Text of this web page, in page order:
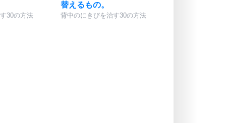
30の方法
替えるもの。
背中のにきびを治す30の方法